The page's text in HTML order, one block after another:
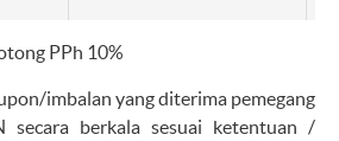
PPh 10%
imbalan yang diterima pemegang
secara berkala sesuai ketentuan /